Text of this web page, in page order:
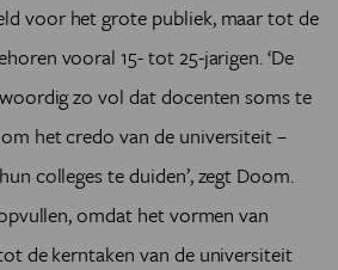
voor het grote publiek, maar tot de
vooral 15- tot 25-jarigen. ‘De
zo vol dat docenten soms te
het credo van de universiteit –
colleges te duiden’, zegt Doom.
omdat het vormen van
de kerntaken van de universiteit